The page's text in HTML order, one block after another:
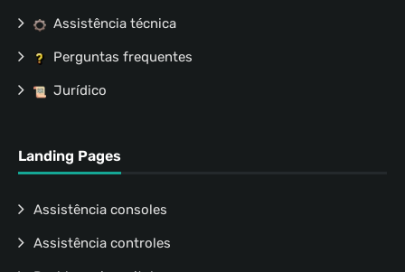
Assistência técnica
Perguntas frequentes
Jurídico
Landing Pages
Assistência consoles
Assistência controles